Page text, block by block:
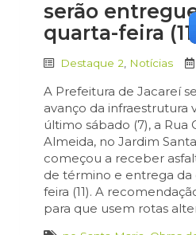
serão
quarta-feira
Destaque 2 Notícias
A Prefeitura de Jacareí
avanço da infraestrutura
último sábado (7), a Rua
Almeida, no Jardim
começou a receber
de término e entrega da
feira (11). A
para que usem rotas